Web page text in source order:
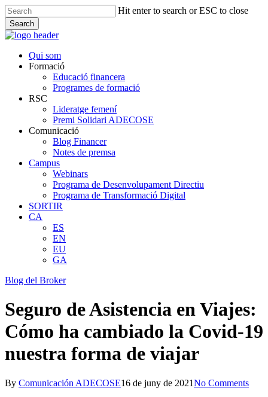
Skip
to
main
content
Hit enter to search or ESC to close
Search
Close
Menu
Qui som
Formació
Educació financera
Programes de formació
RSC
Lideratge femení
Premi Solidari ADECOSE
Comunicació
Blog Financer
Notes de premsa
Campus
Webinars
Programa de Desenvolupament Directiu
Programa de Transformació Digital
SORTIR
CA
ES
EN
EU
GA
Blog del Broker
Seguro de Asistencia en Viajes:
Cómo ha cambiado la Covid-19
nuestra forma de viajar
By Comunicación ADECOSE16 de juny de 2021No Comments